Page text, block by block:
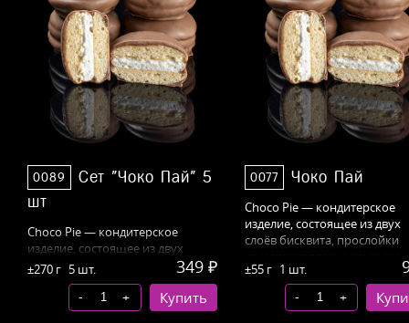
0089
Сет "Чоко Пай" 5
шт
Choco Pie — кондитерское
изделие, состоящее из двух
слоёв бисквита, прослойки
из маршмэллоу, и начинки,
покрытой
бельгийским
шоколадом
±270 г 5 шт. 349 ₽
- + Купить
0077 Чоко Пай
Choco Pie — кондитерское
изделие, состоящее из двух
слоёв бисквита, прослойки
покрытой бельгийским
шоколадом
±55 г 1 шт.
- +